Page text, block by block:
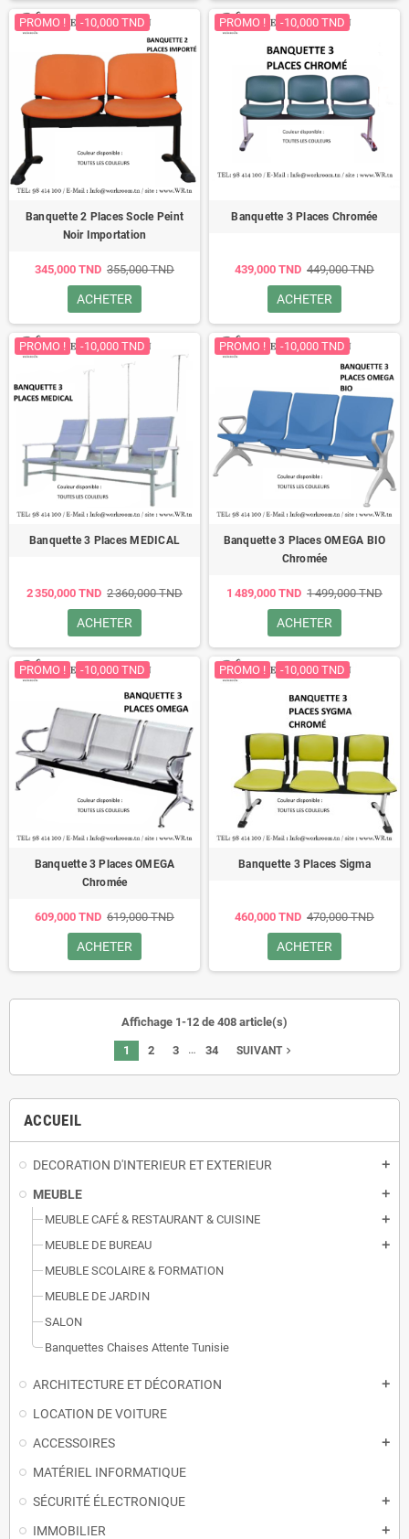
ACCUEIL
DECORATION D'INTERIEUR ET EXTERIEUR add
MEUBLE add
MEUBLE CAFÉ & RESTAURANT & CUISINE add
MEUBLE DE BUREAU add
MEUBLE SCOLAIRE & FORMATION
MEUBLE DE JARDIN
SALON
Banquettes Chaises Attente Tunisie
ARCHITECTURE ET DÉCORATION add
LOCATION DE VOITURE
ACCESSOIRES
add
MATÉRIEL INFORMATIQUE
SÉCURITÉ ÉLECTRONIQUE
add
IMMOBILIER add
PROMO ! -10,000 TND
Banquette 2 Places Socle Peint
Noir Importation
345,000 TND 355,000 TND
ACHETER
PROMO ! -10,000 TND
Banquette 3 Places Chromée
439,000 TND 449,000 TND
ACHETER
PROMO ! -10,000 TND
Banquette 3 Places MEDICAL
2 350,000 TND 2 360,000 TND
ACHETER
PROMO ! -10,000 TND
Banquette 3 Places OMEGA BIO
Chromée
1 489,000 TND 1 499,000 TND
ACHETER
PROMO ! -10,000 TND
Banquette 3 Places OMEGA
Chromée
609,000 TND 619,000 TND
ACHETER
PROMO ! -10,000 TND
Banquette 3 Places Sigma
460,000 TND 470,000 TND
ACHETER
Affichage 1-12 de 408 article(s)
1 2 3 … 34 SUIVANTnavigate_next